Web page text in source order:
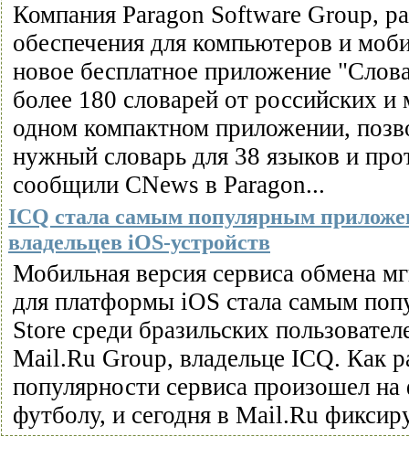
Компания Paragon Software Group,
обеспечения для компьютеров и
новое бесплатное приложение
более 180 словарей от российских
одном компактном приложении,
нужный словарь для 38 языков и
сообщили CNews в Paragon...
ICQ стала самым популярным
владельцев iOS-устройств
Мобильная версия сервиса обмена
для платформы iOS стала самым
Store среди бразильских
Mail.Ru Group, владельце ICQ. Как
популярности сервиса произошел
футболу, и сегодня в Mail.Ru